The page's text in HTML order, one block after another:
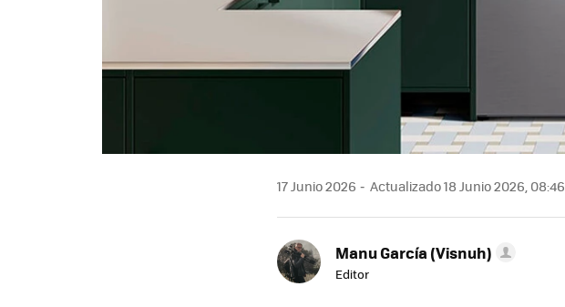
17 Junio 2026 Actualizado 18 Junio 2026, 08:46
Manu García (Visnuh)
Editor